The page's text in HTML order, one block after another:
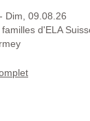
- Dim, 09.08.26
d'ELA